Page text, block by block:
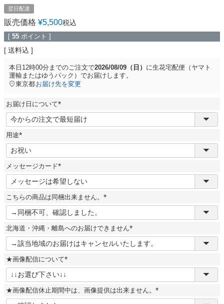
翌日配達
販売価格 ¥5,500税込
[ 55 ポイント ]
送料込
本日 12時00分 までのご注文で2026/08/09（日） に生花宅配便（ヤマト
運輸またはゆうパック） でお届けします。
東京都お届け先を変更
お届け日について
(
必
須
用途
(
必
須
)
メッセージカード
(
必
須
)
こちらの商品は同梱出来ません。
(
須
)
北海道・沖縄・離島へのお届けできません
(
必
須
★画像配信について
(
必
須
)
★画像配信休止期間中は、画像提供は出来ません。
(